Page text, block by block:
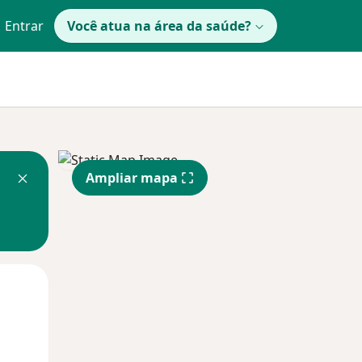
Entrar Você atua na área da saúde?
Ampliar mapa